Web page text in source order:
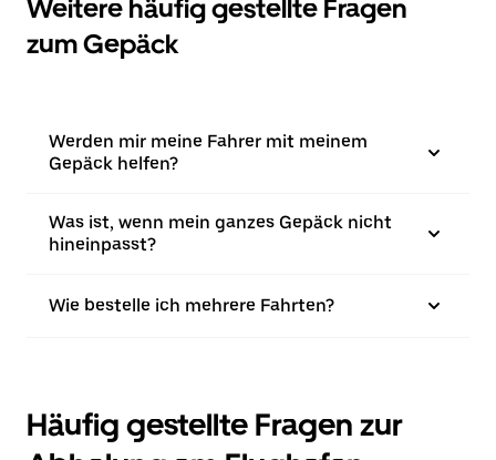
Weitere häufig gestellte Fragen
zum Gepäck
Werden mir meine Fahrer mit meinem
Gepäck helfen?
Was ist, wenn mein ganzes Gepäck nicht
hineinpasst?
Wie bestelle ich mehrere Fahrten?
Häufig gestellte Fragen zur